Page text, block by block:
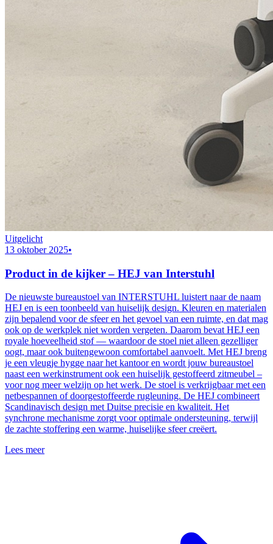
Uitgelicht
13 oktober 2025•
Product in de kijker – HEJ van Interstuhl
De nieuwste bureaustoel van INTERSTUHL luistert naar de naam
HEJ en is een toonbeeld van huiselijk design. Kleuren en materialen
zijn bepalend voor de sfeer en het gevoel van een ruimte, en dat mag
ook op de werkplek niet worden vergeten. Daarom bevat HEJ een
royale hoeveelheid stof — waardoor de stoel niet alleen gezelliger
oogt, maar ook buitengewoon comfortabel aanvoelt. Met HEJ breng
je een vleugje hygge naar het kantoor en wordt jouw bureaustoel
naast een werkinstrument ook een huiselijk gestoffeerd zitmeubel –
voor nog meer welzijn op het werk. De stoel is verkrijgbaar met een
netbespannen of doorgestoffeerde rugleuning. De HEJ combineert
Scandinavisch design met Duitse precisie en kwaliteit. Het
synchrone mechanisme zorgt voor optimale ondersteuning, terwijl
de zachte stoffering een warme, huiselijke sfeer creëert.
Lees meer